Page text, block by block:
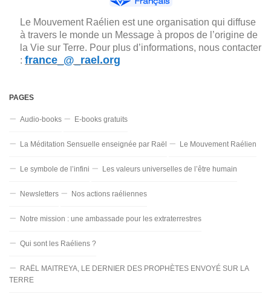
Le Mouvement Raélien est une organisation qui diffuse
à travers le monde un Message à propos de l’origine de
la Vie sur Terre. Pour plus d’informations, nous contacter
: france_@_rael.org
PAGES
Audio-books E-books gratuits
La Méditation Sensuelle enseignée par Raël Le Mouvement Raélien
Le symbole de l’infini Les valeurs universelles de l’être humain
Newsletters Nos actions raéliennes
Notre mission : une ambassade pour les extraterrestres
Qui sont les Raéliens ?
RAËL MAITREYA, LE DERNIER DES PROPHÈTES ENVOYÉ SUR LA
TERRE